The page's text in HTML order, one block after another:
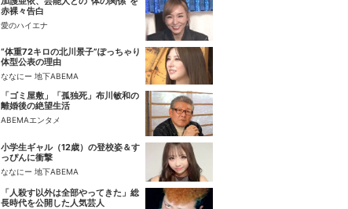
赤裸々告白
愛のハイエナ
“体重72キロの北川景子”ぽっちゃり
体型公表の理由
ななにー 地下ABEMA
「ゴミ屋敷」「孤独死」布川敏和の
離婚後の絶望生活
ABEMAエンタメ
小学生ギャル（12歳）の登校姿＆す
っぴんに衝撃
ななにー 地下ABEMA
「人殺す以外は全部やってきた」総
長時代を公開した人気芸人